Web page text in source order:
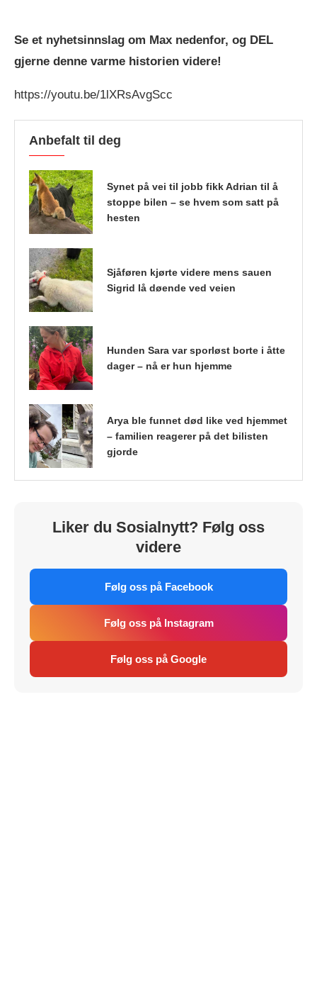
Se et nyhetsinnslag om Max nedenfor, og DEL
gjerne denne varme historien videre!
https://youtu.be/1lXRsAvgScc
Anbefalt til deg
Synet på vei til jobb fikk Adrian til å
stoppe bilen – se hvem som satt på
hesten
Sjåføren kjørte videre mens sauen
Sigrid lå døende ved veien
Hunden Sara var sporløst borte i åtte
dager – nå er hun hjemme
Arya ble funnet død like ved hjemmet
– familien reagerer på det bilisten
gjorde
Liker du Sosialnytt? Følg oss
videre
Følg oss på Facebook
Følg oss på Instagram
Følg oss på Google